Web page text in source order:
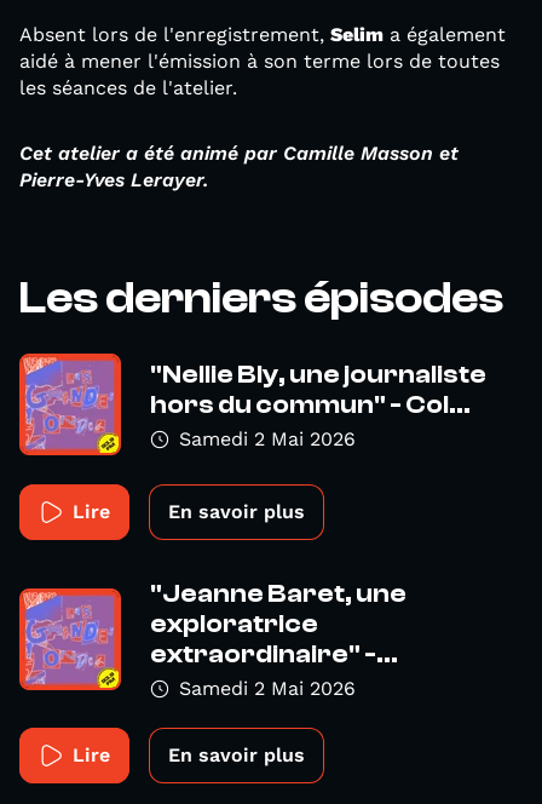
Absent lors de l'enregistrement, Selim a également
aidé à mener l'émission à son terme lors de toutes
les séances de l'atelier.
Cet atelier a été animé par Camille Masson et
Pierre-Yves Lerayer.
Les derniers épisodes
"Nellie Bly, une journaliste
hors du commun" - Col...
Samedi 2 Mai 2026
Lire En savoir plus
"Jeanne Baret, une
exploratrice
extraordinaire" -...
Samedi 2 Mai 2026
Lire En savoir plus